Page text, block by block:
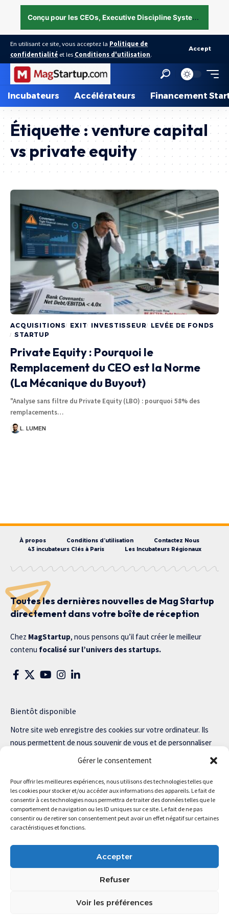
Gérer le consentement
Pour offrir les meilleures expériences, nous utilisons des technologies telles que
les cookies pour stocker et/ou accéder aux informations des appareils. Le fait de
consentir à ces technologies nous permettra de traiter des données telles que le
comportement de navigation ou les ID uniques sur ce site. Le fait de ne pas
consentir ou de retirer son consentement peut avoir un effet négatif sur certaines
caractéristiques et fonctions.
Accepter
Refuser
Voir les préférences
C
onçu pour les CEOs, Executive Discipline System — structurer l’exécution sous pression →
En utilisant ce site, vous acceptez la Politique de
confidentialité et les Conditions d'utilisation.
Accept
Incubateurs Accélérateurs Financement
Étiquette :venture capital
vs private equity
ACQUISITIONS EXIT INVESTISSEUR
LEVÉE DE FONDS
STARTUP
Private Equity : Pourquoi le
Remplacement du CEO est la Norme
(La Mécanique du Buyout)
"Analyse sans filtre du Private Equity (LBO) : pourquoi 58% des
remplacements…
L. LUMEN
À propos Conditions d’utilisation
Contactez Nous
43 incubateurs Clés à Paris
Les Incubateurs Régionaux
Toutes les dernières nouvelles de Mag Startup
directement dans votre boîte de réception
Chez MagStartup, nous pensons qu’il faut créer le meilleur
contenu focalisé sur l’univers des startups.
Bientôt disponible
Notre site web enregistre des cookies sur votre ordinateur. Ils
nous permettent de nous souvenir de vous et de personnaliser
votre expérience sur notre site.
Magstartup.com © 2025 Tous droits réservés.